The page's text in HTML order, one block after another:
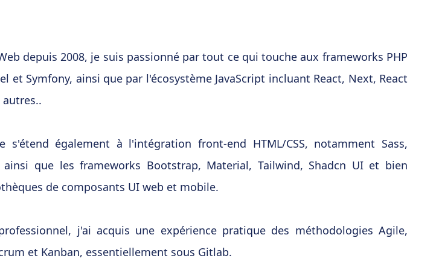
depuis 2008, je suis passionné par tout ce qui touche aux frameworks PHP
et Symfony, ainsi que par l'écosystème JavaScript incluant React, Next, React
s'étend également à l'intégration front-end HTML/CSS, notamment Sass,
ainsi que les frameworks Bootstrap, Material, Tailwind, Shadcn UI et bien
de composants UI web et mobile.
j'ai acquis une expérience pratique des méthodologies Agile,
et Kanban, essentiellement sous Gitlab.